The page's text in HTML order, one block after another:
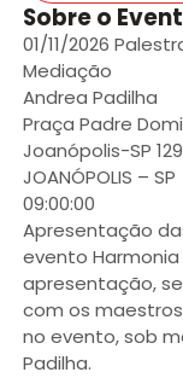
Sobre o
01/11/2026
Mediação
Andrea Padilha
Praça Padre
Joanópolis-SP
JOANÓPOLIS – SP
09:00:00
Apresentação
evento
apresentação,
com os
no evento, sob
Padilha.